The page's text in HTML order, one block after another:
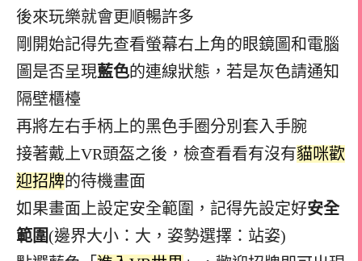
後來玩樂就會更順暢許多
剛開始記得先查看螢幕右上角的眼鏡圖和電腦
圖是否呈現藍色的連線狀態，若是灰色請通知
隔壁櫃檯
再將左右手柄上的黑色手圈分別套入手腕
接著戴上VR頭盔之後，檢查看看有沒有貓咪歡
迎招牌的待機畫面
如果畫面上設定安全範圍，記得先設定好安全
範圍(邊界大小：大，姿勢選擇：站姿)